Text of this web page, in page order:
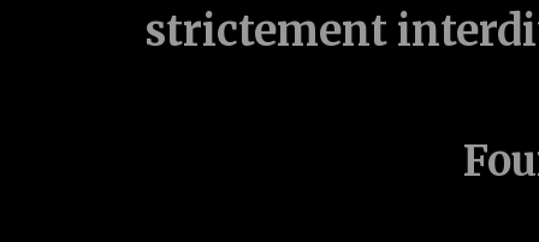
strictement